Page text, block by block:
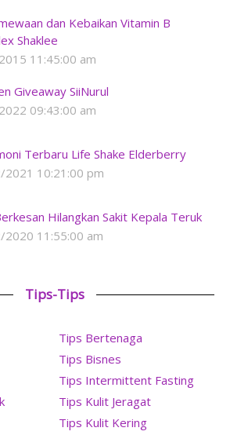
dan Kebaikan Vitamin B
Shaklee
11:45:00 am
Giveaway SiiNurul
09:43:00 am
Terbaru Life Shake Elderberry
2021 10:21:00 pm
Hilangkan Sakit Kepala Teruk
11:55:00 am
Tips-Tips
Tips Bertenaga
Tips Bisnes
Tips Intermittent Fasting
Tips Kulit Jeragat
Tips Kulit Kering